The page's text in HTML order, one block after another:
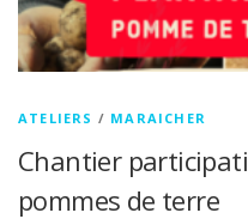
ATELIERS / MARAICHER
Chantier
pommes de terre